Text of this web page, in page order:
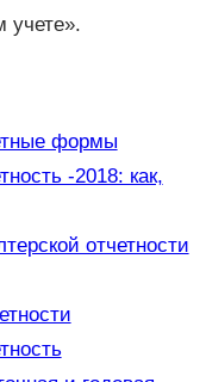
учете».
формы
-2018: как,
отчетности